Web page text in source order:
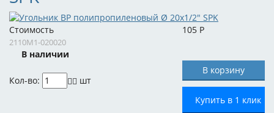
Стоимость 105 Р
2110M1-020020
В наличии
Кол-во:
шт
Купить в 1 клик